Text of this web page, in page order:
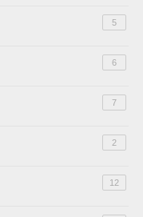
5
6
7
2
12